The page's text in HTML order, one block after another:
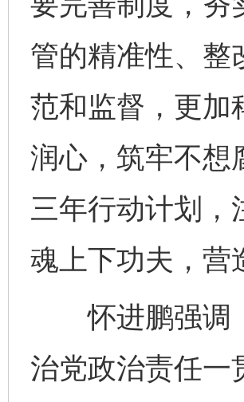
管的精准性、整
范和监督，更加
润心，筑牢不想
三年行动计划，
魂上下功夫，营
怀进鹏强调，
治党政治责任一